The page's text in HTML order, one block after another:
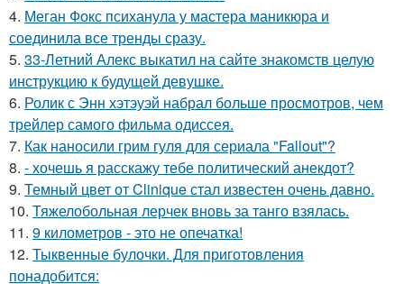
4. Меган Фокс психанула у мастера маникюра и
соединила все тренды сразу.
5. 33-Летний Алекс выкатил на сайте знакомств целую
инструкцию к будущей девушке.
6. Ролик с Энн хэтэуэй набрал больше просмотров, чем
трейлер самого фильма одиссея.
7. Как наносили грим гуля для сериала "Fallout"?
8. - хочешь я расскажу тебе политический анекдот?
9. Темный цвет от Clinique стал известен очень давно.
10. Тяжелобольная лерчек вновь за танго взялась.
11. 9 километров - это не опечатка!
12. Тыквенные булочки. Для приготовления
понадобится: